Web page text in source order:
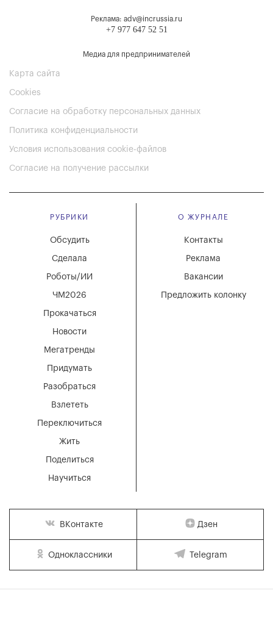
Реклама: adv@incrussia.ru
+7 977 647 52 51
Медиа для предпринимателей
Карта сайта
Cookies
Согласие на обработку персональных данных
Политика конфиденциальности
Условия использования cookie-файлов
Согласие на получение рассылки
РУБРИКИ
Мегатренды
Придумать
Разобраться
Взлететь
Новости
Переключиться
Жить
Поделиться
Научиться
Обсудить
Сделала
Роботы/ИИ
ЧМ2026
Прокачаться
О ЖУРНАЛЕ
Вакансии
Реклама
Контакты
Предложить колонку
ВКонтакте Дзен
Одноклассники Telegram